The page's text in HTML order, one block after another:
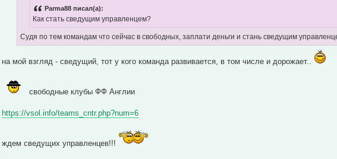
Parma88 писал(а):
Как стать сведущим управленцем?
Судя по тем командам что сейчас в свободных, заплати деньги и стань сведущим
на мой взгляд - сведущий, тот у кого команда развивается, в том числе и дорожает..
свободные клубы ФФ Англии
https://vsol.info/teams_cntr.php?num=6
ждем сведущих управленцев!!!